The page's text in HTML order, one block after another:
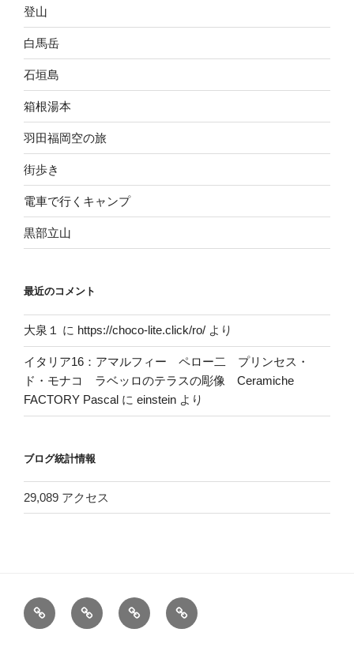
登山
白馬岳
石垣島
箱根湯本
羽田福岡空の旅
街歩き
電車で行くキャンプ
黒部立山
最近のコメント
大泉１ に https://choco-lite.click/ro/ より
イタリア16：アマルフィー ペロー二 プリンセス・
ド・モナコ ラベッロのテラスの彫像 Ceramiche
FACTORY Pascal に einstein より
ブログ統計情報
29,089 アクセス
ホ
ー
お
問
ヘ
ッ
電
車